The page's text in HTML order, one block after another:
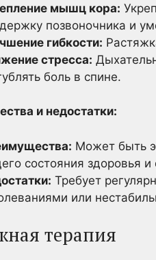
мышц кора:
позвоночника и
гибкости:
стресса:
боль в спине.
и недостатки:
Может быть
состояния здоровья
Требует
или
терапия